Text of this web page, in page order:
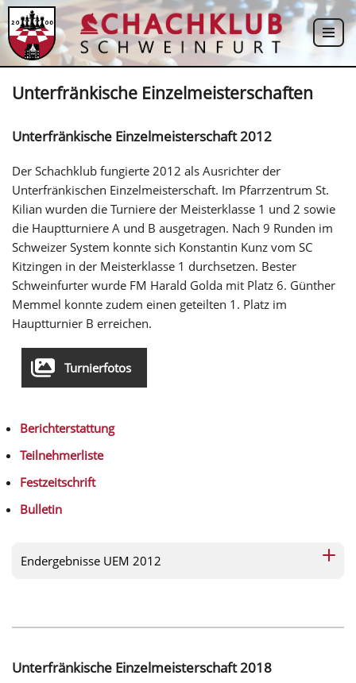
Zum
Inhalt
Unterfränkische Einzelmeisterschaften
Unterfränkische Einzelmeisterschaft 2012
Der Schachklub fungierte 2012 als Ausrichter der
Unterfränkischen Einzelmeisterschaft. Im Pfarrzentrum St.
Kilian wurden die Turniere der Meisterklasse 1 und 2 sowie
die Hauptturniere A und B ausgetragen. Nach 9 Runden im
Schweizer System konnte sich Konstantin Kunz vom SC
Kitzingen in der Meisterklasse 1 durchsetzen. Bester
Schweinfurter wurde FM Harald Golda mit Platz 6. Günther
Memmel konnte zudem einen geteilten 1. Platz im
Hauptturnier B erreichen.
Turnierfotos
Berichterstattung
Teilnehmerliste
Festzeitschrift
Bulletin
Endergebnisse UEM 2012
Unterfränkische Einzelmeisterschaft 2018